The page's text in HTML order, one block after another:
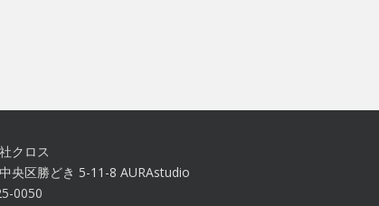
クロス
央区勝どき 5-11-8 AURAstudio
0050